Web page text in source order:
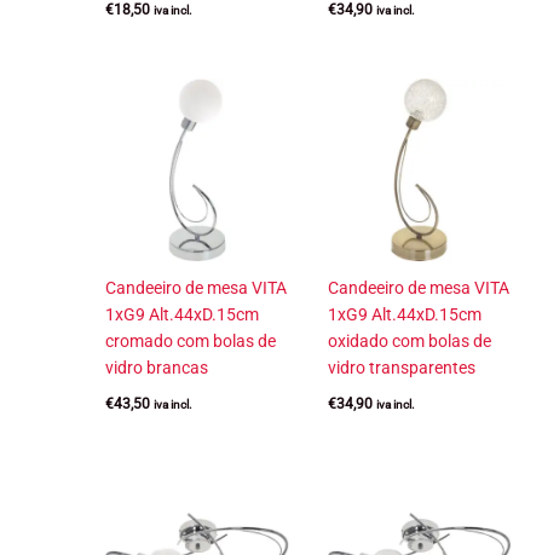
€18,50 iva incl. €34,90 iva incl.
Candeeiro de mesa VITA
1xG9 Alt.44xD.15cm
cromado com bolas de
vidro brancas
€43,50 iva incl.
Candeeiro de mesa VITA
1xG9 Alt.44xD.15cm
oxidado com bolas de
vidro transparentes
€34,90 iva incl.